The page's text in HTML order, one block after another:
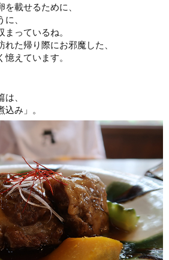
載せるために、
、
っているね。
た帰り際にお邪魔した、
憶えています。
、
込み」。